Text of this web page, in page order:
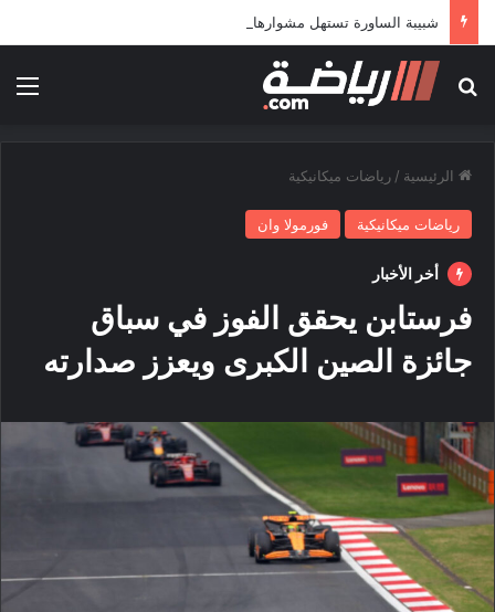
شبيبة الساورة تستهل مشوارها الإفريقي بمواجهة حافيا كوناكري
بحث عن
الرئيسية / رياضات ميكانيكية
رياضات ميكانيكية فورمولا وان
أخر الأخبار
فرستابن يحقق الفوز في سباق
جائزة الصين الكبرى ويعزز صدارته